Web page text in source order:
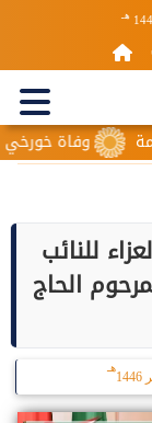
هـ
وفاة خورخي
للنائب
الحاج
هـ